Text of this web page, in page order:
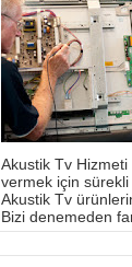
Akustik Tv
vermek için
Akustik Tv
Bizi denemeden